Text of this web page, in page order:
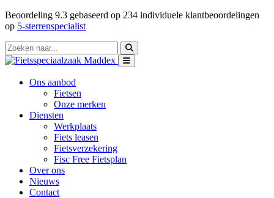
Beoordeling 9.3 gebaseerd op 234 individuele klantbeoordelingen
op 5-sterrenspecialist
Ons aanbod
Fietsen
Onze merken
Diensten
Werkplaats
Fiets leasen
Fietsverzekering
Fisc Free Fietsplan
Over ons
Nieuws
Contact